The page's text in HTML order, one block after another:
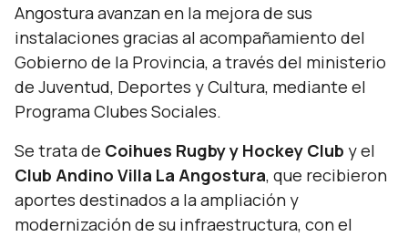
Angostura avanzan en la mejora de sus
instalaciones gracias al acompañamiento del
Gobierno de la Provincia, a través del ministerio
de Juventud, Deportes y Cultura, mediante el
Programa Clubes Sociales.
Se trata de Coihues Rugby y Hockey Club y el
Club Andino Villa La Angostura, que recibieron
aportes destinados a la ampliación y
modernización de su infraestructura, con el